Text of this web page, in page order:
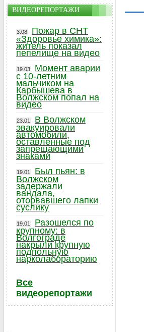
ВИДЕОРЕПОРТАЖИ
3.08
Пожар в СНТ
«Здоровье химика»:
житель показал
пепелище на видео
19.03
Момент аварии
с 10-летним
мальчиком на
Карбышева в
Волжском попал на
видео
23.01
В Волжском
эвакуировали
автомобили,
оставленные под
запрещающими
знаками
19.01
Был пьян: в
Волжском
задержали
вандала,
оторвавшего лапки
суслику
19.01
Разошелся по
крупному: в
Волгограде
накрыли крупную
подпольную
нарколабораторию
Все
видеорепортажи